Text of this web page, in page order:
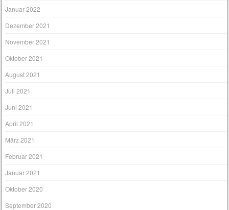
Januar 2022
Dezember 2021
November 2021
Oktober 2021
August 2021
Juli 2021
Juni 2021
April 2021
März 2021
Februar 2021
Januar 2021
Oktober 2020
September 2020